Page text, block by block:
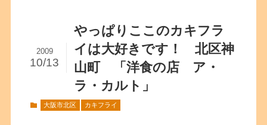
やっぱりここのカキフラ
イは大好きです！ 北区神
山町 「洋食の店 ア・
ラ・カルト」
2009
10/13
大阪市北区 カキフライ